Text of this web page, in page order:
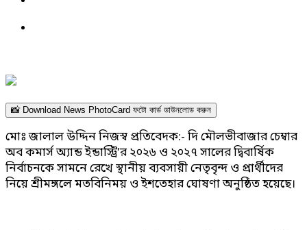
📸 Download News PhotoCard ফটো কার্ড ডাউনলোড করুন
মোঃ জালাল উদ্দিন নিজস্ব প্রতিবেদক:- দি মৌলভীবাজার চেম্বার
অব কমার্স অ্যান্ড ইন্ডাস্ট্রি’র ২০২৬ ও ২০২৭ সালের দ্বিবার্ষিক
নির্বাচনকে সামনে রেখে স্থানীয় ব্যবসায়ী নেতৃবৃন্দ ও প্রার্থীদের
নিয়ে শ্রীমঙ্গলে মতবিনিময় ও ইশতেহার ঘোষণা অনুষ্ঠিত হয়েছে।